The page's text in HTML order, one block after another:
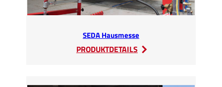
SEDA Hausmesse
PRODUKTDETAILS
: